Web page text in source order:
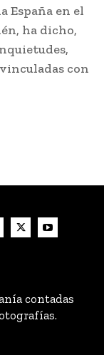
España en el
ha dicho,
con
contadas